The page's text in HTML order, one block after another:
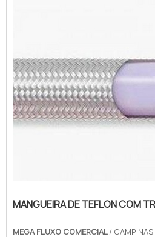
MANGUEIRA DE TEFLON COM
MEGA FLUXO COMERCIAL/